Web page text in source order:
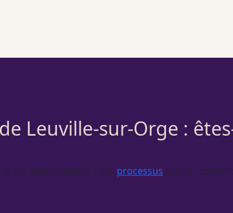
Leuville-sur-Orge :
les indépendants : des processus qui se